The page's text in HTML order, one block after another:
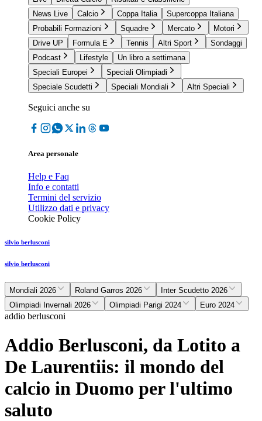
News Live
Calcio Coppa Italia
Supercoppa Italiana
Probabili Formazioni
Squadre Mercato
Motori
Drive UP
Formula E Tennis Altri Sport
Sondaggi
Podcast
Lifestyle
Un libro a settimana
Speciali Europei
Speciali Olimpiadi
Speciale Scudetti
Speciali Mondiali Altri Speciali
Seguici anche su
Area personale
Help e Faq
Info e contatti
Termini del servizio
Utilizzo dati e privacy
Cookie Policy
silvio berlusconi
silvio berlusconi
Mondiali 2026 Roland Garros 2026
Inter Scudetto 2026
Olimpiadi Invernali 2026
Olimpiadi Parigi 2024 Euro 2024
addio berlusconi
Addio Berlusconi, da Lotito a
De Laurentiis: il mondo del
calcio in Duomo per l'ultimo
saluto